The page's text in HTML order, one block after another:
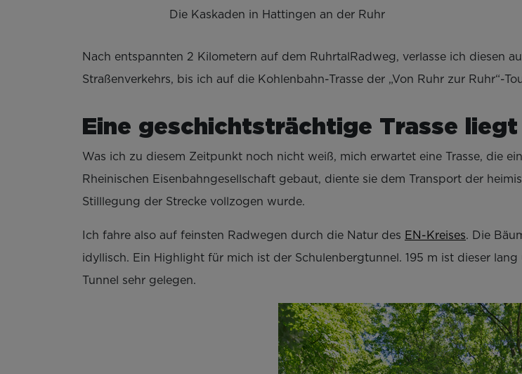
Die Kaskaden in Hattingen an der Ruhr
Nach entspannten 2 Kilometern auf dem RuhrtalRadweg, verlasse ich diesen
Straßenverkehrs, bis ich auf die Kohlenbahn-Trasse der „Von Ruhr zur Ruhr“-
Eine geschichtsträchtige Trasse
Was ich zu diesem Zeitpunkt noch nicht weiß, mich erwartet eine Trasse, die
Rheinischen Eisenbahngesellschaft gebaut, diente sie dem Transport der
Stilllegung der Strecke vollzogen wurde.
Ich fahre also auf feinsten Radwegen durch die Natur des EN-Kreises. Die
idyllisch. Ein Highlight für mich ist der Schulenbergtunnel. 195 m ist dieser
Tunnel sehr gelegen.